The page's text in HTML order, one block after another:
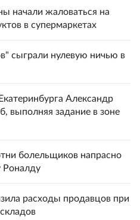
начали жаловаться на
в супермаркетах
сыграли нулевую ничью в
Александр
выполняя задание в зоне
болельщиков напрасно
Роналду
расходы продавцов при